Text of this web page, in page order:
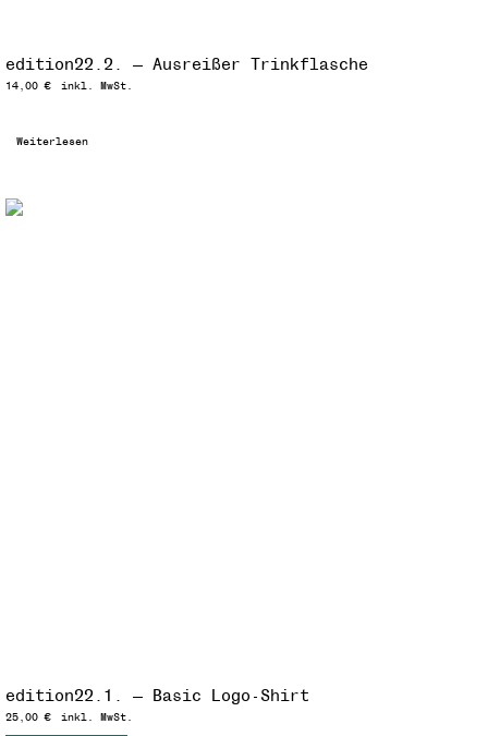
edition22.2. — Ausreißer Trinkflasche
14,00€ inkl. MwSt.
Weiterlesen
edition22.1. — Basic Logo-Shirt
25,00€ inkl. MwSt.